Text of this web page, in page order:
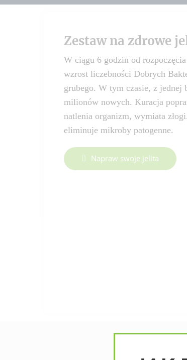
Zestaw na zdrowe
W ciągu 6 godzin od
wzrost liczebności Dobrych
grubego. W tym czasie, z jednej
milionów nowych. Kuracja
natlenia organizm, wymiata
eliminuje mikroby patogenne.
Napraw swoje jelita